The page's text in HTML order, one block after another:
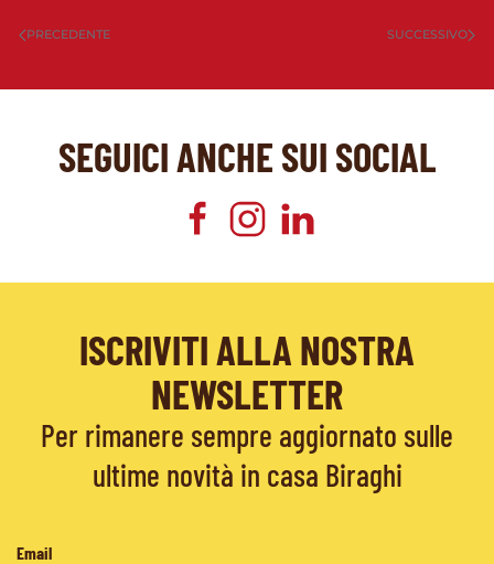
PRECEDENTE SUCCESSIVO
SEGUICI ANCHE SUI SOCIAL
ISCRIVITI ALLA NOSTRA
NEWSLETTER
Per rimanere sempre aggiornato sulle
ultime novità in casa Biraghi
Email